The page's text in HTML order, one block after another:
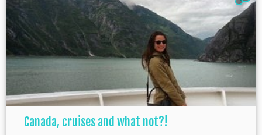
Canada, cruises and what not?!